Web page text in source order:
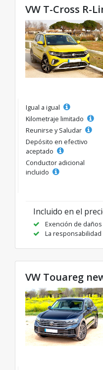
VW T-Cross R-
Igual a igual
Kilometraje limitado
Reunirse y Saludar
Depósito en efectivo
aceptado
Conductor adicional
incluido
Incluido en el
Exención de
La responsabilidad
VW Touareg